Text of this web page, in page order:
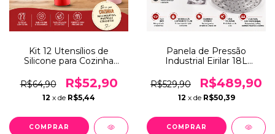
Kit 12 Utensílios de
Silicone para Cozinha
Completo com Cabo
Ergonômico
R$64,90 R$52,90
12 x de R$5,44
COMPRAR
Panela de Pressão
Industrial Eirilar 18L
Externo 80 KPA 8 Travas
INMETRO
R$529,90 R$489,90
12 x de R$50,39